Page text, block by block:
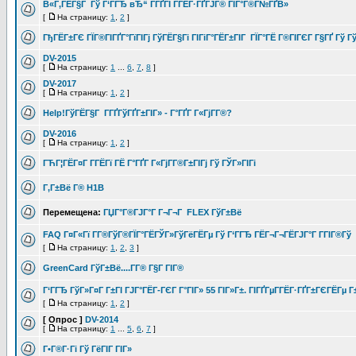
В«Г‚ГЁГ§Г Гў Г‘ГГЂ вЂ“ Г­ГҐГІ Г­ГЁГ·ГҐГЈГ® ГЇГ°Г®Г№ГҐВ»
[ На страницу: 1 2 ]
ГђГЁГ±ГЄ ГЇГ®ГІГҐГ°ГїГІГј ГўГЁГ§Гі ГІГіГ°ГЁГ±ГІГ ГЇГ°ГЁ Г®ГІГЄГ Г§ГҐ Гў
DV-2015
[ На страницу: 1 6 7 8 ]
DV-2017
[ На страницу: 1 2 ]
Help!ГўГЁГ§Г Г­ГҐГўГҐГ±ГІГ» - Г°ГҐГ Г«ГјГ­Г®?
DV-2016
[ На страницу: 1 2 ]
ГЋГ¦ГЁГ¤Г Г­ГЁГї ГЁ Г°ГҐГ Г«ГјГ­Г®Г±ГІГј Гў ГЎГ»ГІГі
Г‚Г±Вё Г® H1B
Перемещена: ГЏГ°Г®ГЈГ°Г Г¬Г¬Г FLEX ГўГ±Вё
FAQ Г¤Г«Гї Г­Г®ГўГ®ГЇГ°ГЁГЎГ»ГўГёГЁГµ Гў Г‘ГГЂ ГЁГ¬Г¬ГЁГЈГ°Г Г­ГІГ®Гў
[ На страницу: 1 2 3 ]
GreenCard ГўГ±Вё....Г­Г® Г§Г ГІГ®
Г‘ГГЂ ГўГ»Г¤Г Г±ГІ ГЈГ°ГЁГ­-ГЄГ Г°ГІГ» 55 ГІГ»Г±. ГІГҐГµГ­ГЁГ·ГҐГ±ГЄГЁГµ
[ На страницу: 1 2 ]
[ Опрос ] DV-2014
[ На страницу: 1 5 6 7 ]
Г•Г®Г·Гі Гў ГёГІГ ГІГ»